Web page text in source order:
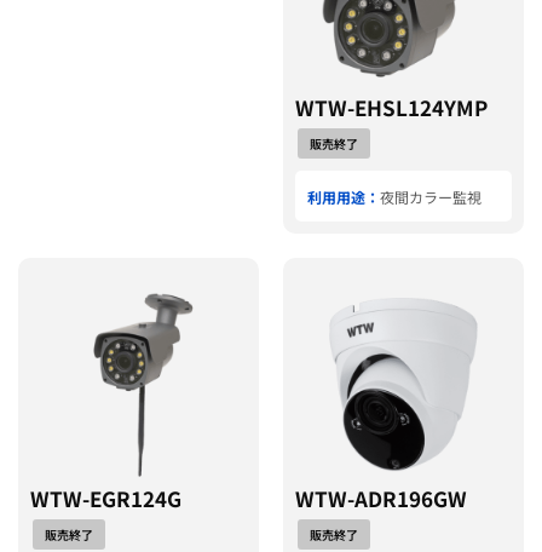
WTW-EHSL124YMP
販売終了
利用用途： 夜間カラー監視
WTW-EGR124G
販売終了
WTW-ADR196GW
販売終了